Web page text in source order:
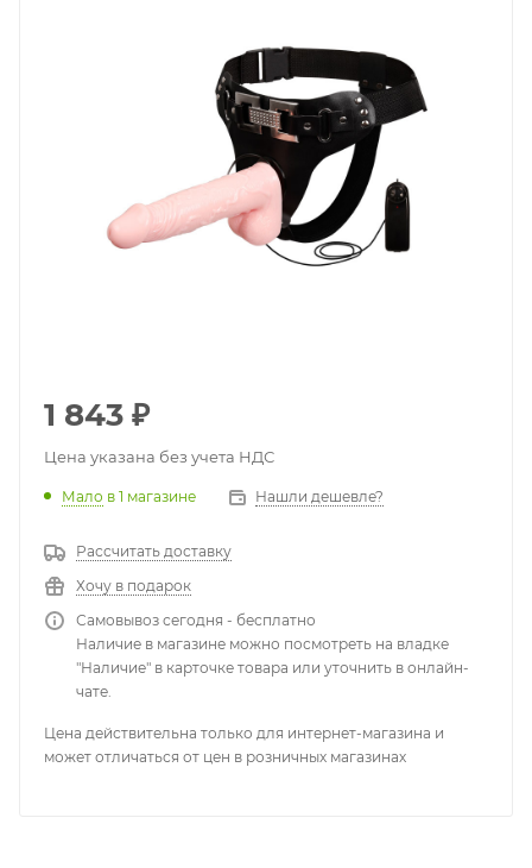
1 843 ₽
Цена указана без учета НДС
Мало в 1 магазине Нашли дешевле?
Рассчитать доставку
Хочу в подарок
Самовывоз сегодня - бесплатно
Наличие в магазине можно посмотреть на владке
"Наличие" в карточке товара или уточнить в онлайн-
чате.
Цена действительна только для интернет-магазина и
может отличаться от цен в розничных магазинах